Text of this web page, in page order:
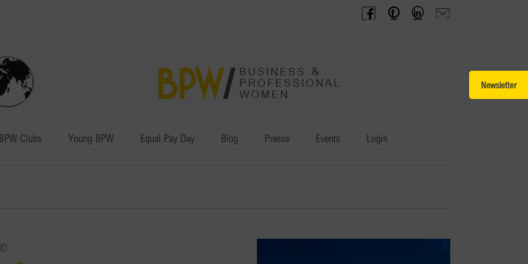
BPW
Austria
Offenes
Frauennetzwerk
BPW
Gruppe
Anfrage
schicken
BPW Clubs Young BPW Equal Pay Day Blog Presse Events Login
Sliding